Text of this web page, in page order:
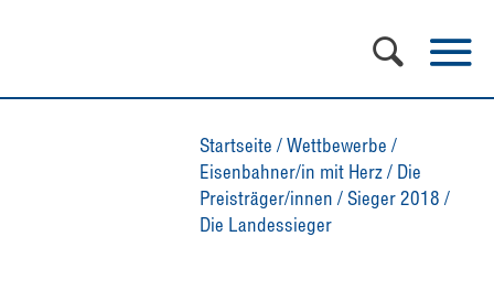
Startseite /Wettbewerbe /
Eisenbahner/in mit Herz/ Die
Preisträger/innen /Sieger 2018 /
Die Landessieger